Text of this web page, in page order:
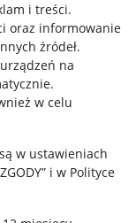
i treści.
oraz informowanie
źródeł.
na
.
w celu
w ustawieniach
i w Polityce